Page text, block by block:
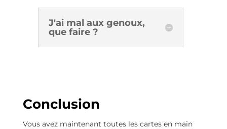
J'ai mal aux genoux,
que faire ?
Conclusion
Vous avez maintenant toutes les cartes en main